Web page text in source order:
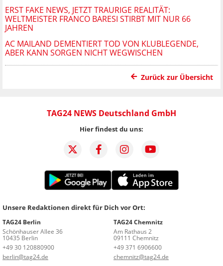
ERST FAKE NEWS, JETZT TRAURIGE REALITÄT:
WELTMEISTER FRANCO BARESI STIRBT MIT NUR 66
JAHREN
AC MAILAND DEMENTIERT TOD VON KLUBLEGENDE,
ABER KANN SORGEN NICHT WEGWISCHEN
Zurück zur Übersicht
TAG24 NEWS Deutschland GmbH
Hier findest du uns:
Unsere Redaktionen direkt für Dich vor Ort:
TAG24 Berlin
Schönhauser Allee 36
10435 Berlin
+49 30 120880900
berlin@tag24.de
TAG24 Chemnitz
Am Rathaus 2
09111 Chemnitz
+49 371 6906600
chemnitz@tag24.de